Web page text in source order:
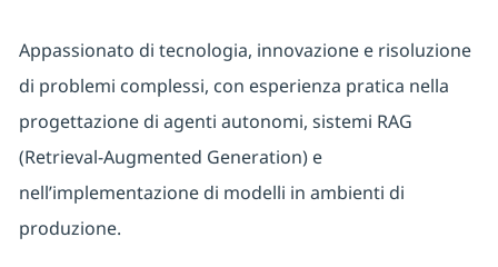
Appassionato di tecnologia, innovazione e risoluzione
di problemi complessi, con esperienza pratica nella
progettazione di agenti autonomi, sistemi RAG
(Retrieval-Augmented Generation) e
nell’implementazione di modelli in ambienti di
produzione.